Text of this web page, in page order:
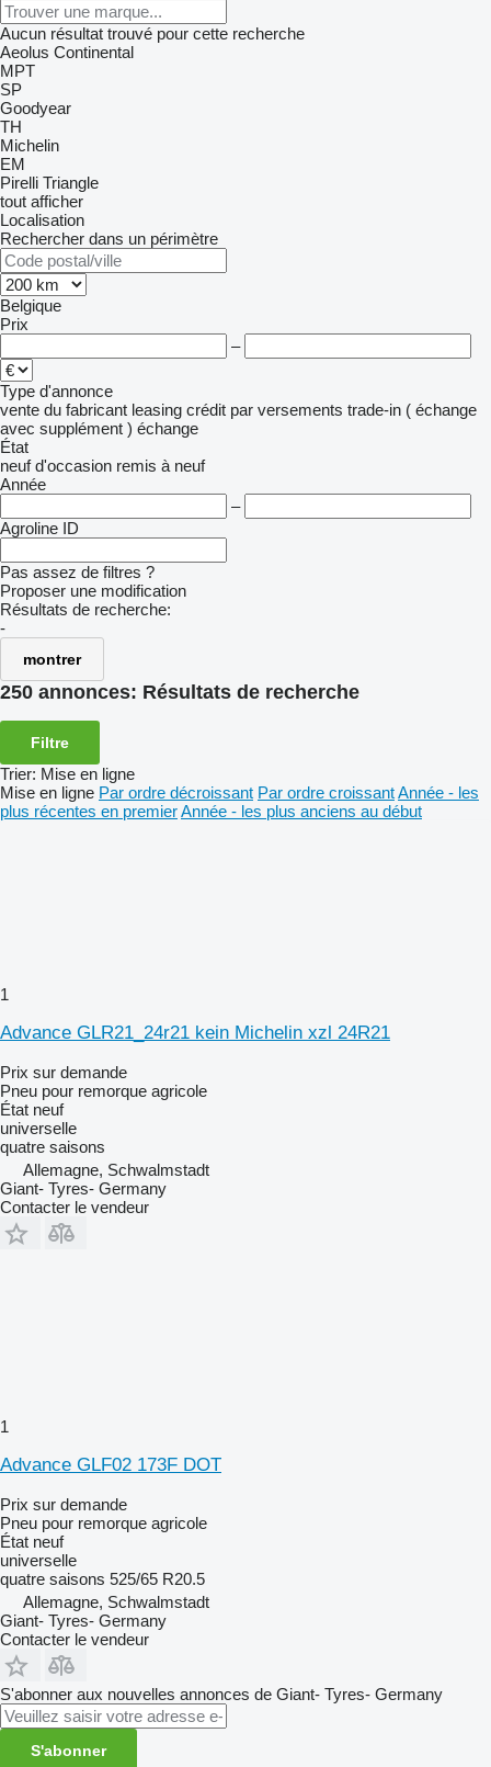
Aucun résultat trouvé pour cette recherche
Aeolus Continental
MPT
SP
Goodyear
TH
Michelin
EM
Pirelli Triangle
tout afficher
Localisation
Rechercher dans un périmètre
Belgique
Prix
–
Type d'annonce
vente du fabricant leasing crédit par versements trade-in ( échange
avec supplément ) échange
État
neuf d'occasion remis à neuf
Année
–
Agroline ID
Pas assez de filtres ?
Proposer une modification
Résultats de recherche:
-
montrer
250 annonces: Résultats de recherche
Filtre
Trier: Mise en ligne
Mise en ligne Par ordre décroissant Par ordre croissantAnnée - les
plus récentes en premierAnnée - les plus anciens au début
1
Advance GLR21_24r21 kein Michelin xzl 24R21
Prix sur demande
Pneu pour remorque agricole
État neuf
universelle
quatre saisons
Allemagne, Schwalmstadt
Giant- Tyres- Germany
Contacter le vendeur
1
Advance GLF02 173F DOT
Prix sur demande
Pneu pour remorque agricole
État neuf
universelle
quatre saisons 525/65 R20.5
Allemagne, Schwalmstadt
Giant- Tyres- Germany
Contacter le vendeur
S'abonner aux nouvelles annonces de Giant- Tyres- Germany
S'abonner